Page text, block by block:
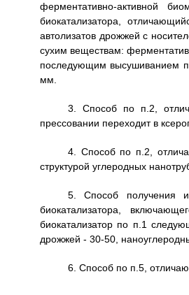
ферментативно-активной
биокатализатора,
автолизатов дрожжей с
сухим веществам:
последующим высушиванием
мм.
3. Способ по п.2,
прессовании переходит в
4. Способ по п.2,
структурой углеродных
5. Способ получения
биокатализатора,
биокатализатор по п.1
дрожжей - 30-50,
6. Способ по п.5,